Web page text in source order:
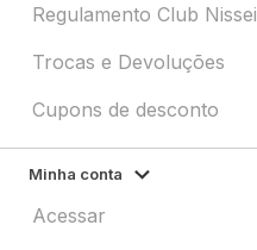
Regulamento Club Nissei
Trocas e Devoluções
Cupons de desconto
Minha conta
Acessar